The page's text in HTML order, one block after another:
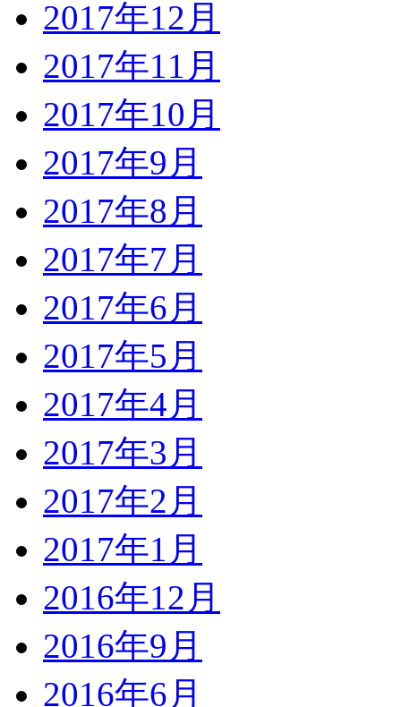
2017年12月
2017年11月
2017年10月
2017年9月
2017年8月
2017年7月
2017年6月
2017年5月
2017年4月
2017年3月
2017年2月
2017年1月
2016年12月
2016年9月
2016年6月